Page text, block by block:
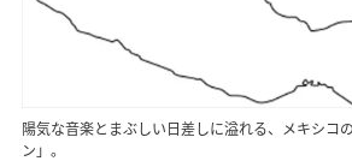
陽気な音楽とまぶしい日差しに溢れる、メキシコ
ン」。